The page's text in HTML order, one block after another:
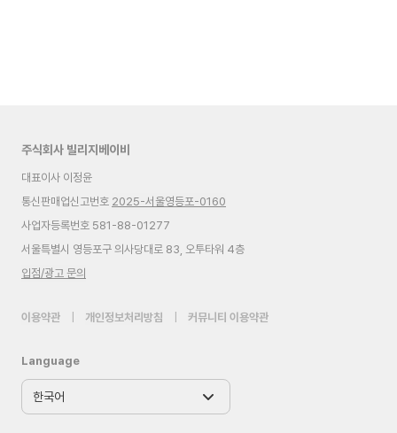
주식회사 빌리지베이비
대표이사 이정윤
통신판매업신고번호 2025-서울영등포-0160
사업자등록번호 581-88-01277
서울특별시 영등포구 의사당대로 83, 오투타워 4층
입점/광고 문의
이용약관 개인정보처리방침 커뮤니티 이용약관
Language